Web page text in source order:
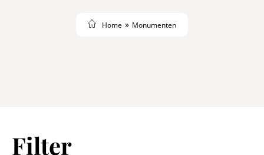
Home Monumenten
Filter